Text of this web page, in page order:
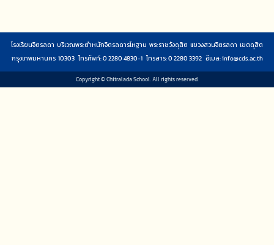
โรงเรียนจิตรลดา บริเวณพระตำหนักจิตรลดารโหฐาน พระราชวังดุสิต แขวงสวนจิตรลดา เขตดุสิต
กรุงเทพมหานคร 10303 โทรศัพท์: 0 2280 4830-1 โทรสาร: 0 2280 3392 อีเมล:info@cds.ac.th
Copyright © Chitralada School. All rights reserved.